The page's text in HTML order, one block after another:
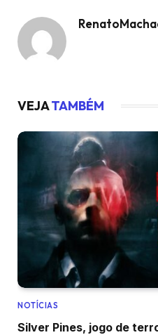
VEJATAMBÉM
NOTÍCIAS
Silver Pines, jogo de